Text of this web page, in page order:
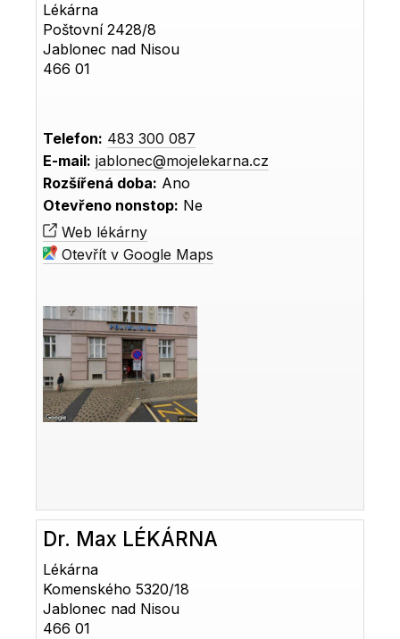
Lékárna
Poštovní 2428/8
Jablonec nad Nisou
466 01
Telefon: 483 300 087
E-mail: jablonec@mojelekarna.cz
Rozšířená doba: Ano
Otevřeno nonstop: Ne
Web lékárny
Otevřít v Google Maps
Dr. Max LÉKÁRNA
Lékárna
Komenského 5320/18
Jablonec nad Nisou
466 01